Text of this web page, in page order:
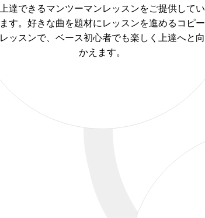
上達できるマンツーマンレッスンをご提供してい
ます。好きな曲を題材にレッスンを進めるコピー
レッスンで、ベース初心者でも楽しく上達へと向
かえます。